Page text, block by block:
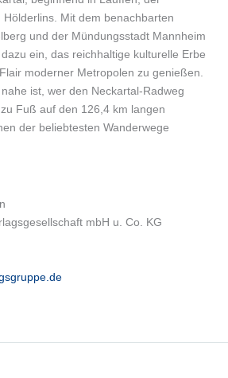
Mit dem benachbarten
und der Mündungsstadt Mannheim
ein, das reichhaltige kulturelle Erbe
moderner Metropolen zu genießen.
ist, wer den Neckartal-Radweg
Fuß auf den 126,4 km langen
der beliebtesten Wanderwege
mbH u. Co. KG